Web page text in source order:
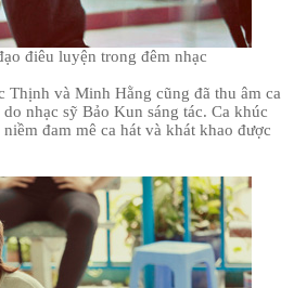
điêu luyện trong đêm nhạc
và Minh Hằng cũng đã thu âm ca
nhạc sỹ Bảo Kun sáng tác. Ca khúc
đam mê ca hát và khát khao được